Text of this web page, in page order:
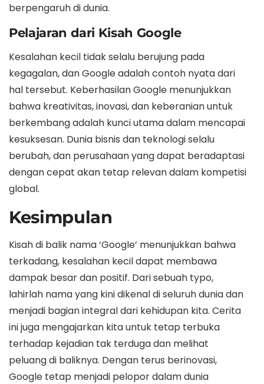
berpengaruh di dunia.
Pelajaran dari Kisah Google
Kesalahan kecil tidak selalu berujung pada
kegagalan, dan Google adalah contoh nyata dari
hal tersebut. Keberhasilan Google menunjukkan
bahwa kreativitas, inovasi, dan keberanian untuk
berkembang adalah kunci utama dalam mencapai
kesuksesan. Dunia bisnis dan teknologi selalu
berubah, dan perusahaan yang dapat beradaptasi
dengan cepat akan tetap relevan dalam kompetisi
global.
Kesimpulan
Kisah di balik nama ‘Google’ menunjukkan bahwa
terkadang, kesalahan kecil dapat membawa
dampak besar dan positif. Dari sebuah typo,
lahirlah nama yang kini dikenal di seluruh dunia dan
menjadi bagian integral dari kehidupan kita. Cerita
ini juga mengajarkan kita untuk tetap terbuka
terhadap kejadian tak terduga dan melihat
peluang di baliknya. Dengan terus berinovasi,
Google tetap menjadi pelopor dalam dunia